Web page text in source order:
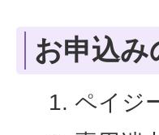
お申込み
ペイジ